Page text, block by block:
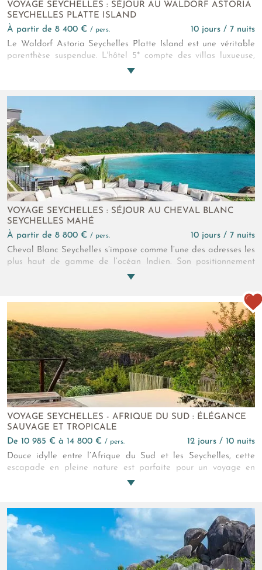
VOYAGE SEYCHELLES : SÉJOUR AU WALDORF ASTORIA
SEYCHELLES PLATTE ISLAND
à partir de 8 400 € / pers.
10 jours / 7 nuits
Le Waldorf Astoria Seychelles Platte Island est une véritable
parenthèse suspendue. L'hôtel 5* compte des villas luxueuse,
nichées entre sable et cocotiers. Le lagon aux nuances d'azur
VOYAGE SEYCHELLES : SÉJOUR AU CHEVAL BLANC
SEYCHELLES MAHÉ
à partir de 8 800 € / pers.
10 jours / 7 nuits
Cheval Blanc Seychelles s’impose comme l’une des adresses les
plus haut de gamme de l’océan Indien. Son positionnement
ultra luxe repose sur une combinaison rare entre intimité,
s'intègrent parfaitement à l’environnement tout en offrant un
confort absolu. La gastronomie rivalise avec les plus grandes
tables internationales et le spa est un sanctuaire
apaisant. L'hôtel 5* redéfinit clairement les standards du luxe
insulaire.
VOYAGE SEYCHELLES - AFRIQUE DU SUD : ÉLÉGANCE
SAUVAGE ET TROPICALE
de 10 985 € à 14 800 € / pers.
12 jours / 10 nuits
Douce idylle entre l’Afrique du Sud et les Seychelles, cette
escapade en pleine nature est parfaite pour un voyage en
amoureux. Déconnexion et émerveillement garanti !